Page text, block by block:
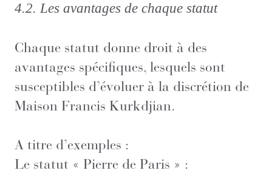
4.2. Les avantages de chaque statut
Chaque statut donne droit à des
avantages spécifiques, lesquels sont
susceptibles d’évoluer à la discrétion de
Maison Francis Kurkdjian.
A titre d’exemples :
Le statut « Pierre de Paris » :